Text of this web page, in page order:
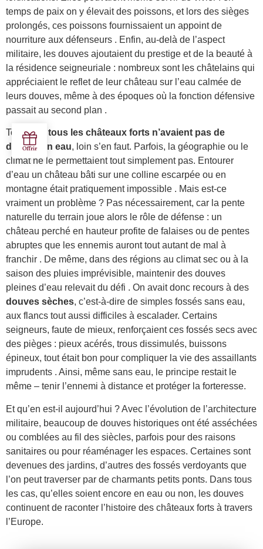
temps de paix on y élevait des poissons, et lors des sièges
prolongés, ces poissons fournissaient un appoint de
nourriture aux défenseurs . Enfin, au-delà de l’aspect
militaire, les douves ajoutaient du prestige et de la beauté à
la résidence seigneuriale : nombreux sont les châtelains qui
appréciaient le reflet de leur château sur l’eau calmée de
leurs douves, même à des époques où la fonction défensive
passait au second plan .
Toutefois, tous les châteaux forts n’avaient pas de
douves en eau, loin s’en faut. Parfois, la géographie ou le
climat ne le permettaient tout simplement pas. Entourer
d’eau un château bâti sur une colline escarpée ou en
montagne était pratiquement impossible . Mais est-ce
vraiment un problème ? Pas nécessairement, car la pente
naturelle du terrain joue alors le rôle de défense : un
château perché en hauteur profite de falaises ou de pentes
abruptes que les ennemis auront tout autant de mal à
franchir . De même, dans des régions au climat sec ou à la
saison des pluies imprévisible, maintenir des douves
pleines d’eau relevait du défi . On avait donc recours à des
douves sèches, c’est-à-dire de simples fossés sans eau,
aux flancs tout aussi difficiles à escalader. Certains
seigneurs, faute de mieux, renforçaient ces fossés secs avec
des pièges : pieux acérés, trous dissimulés, buissons
épineux, tout était bon pour compliquer la vie des assaillants
imprudents . Ainsi, même sans eau, le principe restait le
même – tenir l’ennemi à distance et protéger la forteresse.
Et qu’en est-il aujourd’hui ? Avec l’évolution de l’architecture
militaire, beaucoup de douves historiques ont été asséchées
ou comblées au fil des siècles, parfois pour des raisons
sanitaires ou pour réaménager les espaces. Certaines sont
devenues des jardins, d’autres des fossés verdoyants que
l’on peut traverser par de charmants petits ponts. Dans tous
les cas, qu’elles soient encore en eau ou non, les douves
continuent de raconter l’histoire des châteaux forts à travers
l’Europe.